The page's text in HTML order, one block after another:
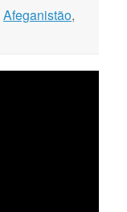
Afeganistão,